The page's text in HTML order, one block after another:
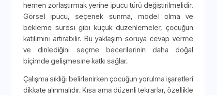
hemen zorlaştırmak yerine ipucu türü değiştirilmelidir.
Görsel ipucu, seçenek sunma, model olma ve
bekleme süresi gibi küçük düzenlemeler, çocuğun
katılımını artırabilir. Bu yaklaşım soruya cevap verme
ve dinlediğini seçme becerilerinin daha doğal
biçimde gelişmesine katkı sağlar.
Çalışma sıklığı belirlenirken çocuğun yorulma işaretleri
dikkate alınmalıdır. Kısa ama düzenli tekrarlar, özellikle